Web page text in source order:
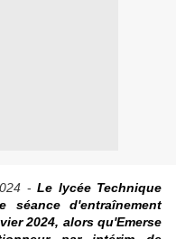
-Le lycée Technique
d'entraînement
2024, alors qu'Emerse